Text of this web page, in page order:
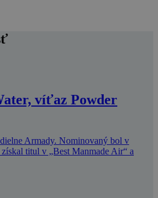
víťaz Powder
Armady. Nominovaný bol v
titul v „Best Manmade Air“ a